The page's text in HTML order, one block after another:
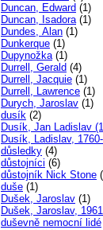
Duncan, Edward (1)
Duncan, Isadora(1)
Dundes, Alan (1)
Dunkerque (1)
Dupynožka(1)
Durrell, Gerald (4)
Durrell, Jacquie (1)
Durrell, Lawrence (1)
Durych, Jaroslav (1)
dusík (2)
Dusík, Jan Ladislav
Dusík, Ladislav,
důsledky (4)
důstojníci (6)
důstojník Nick Stone
duše (1)
Dušek, Jaroslav (1)
Dušek, Jaroslav,
duševně nemocní lidé